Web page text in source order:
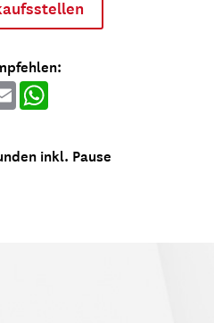
Email
inkl. Pause